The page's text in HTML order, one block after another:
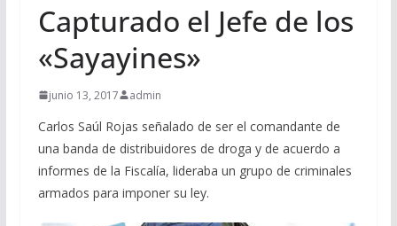
Capturado el Jefe de los
«Sayayines»
junio 13, 2017 admin
Carlos Saúl Rojas señalado de ser el comandante de
una banda de distribuidores de droga y de acuerdo a
informes de la Fiscalía, lideraba un grupo de criminales
armados para imponer su ley.